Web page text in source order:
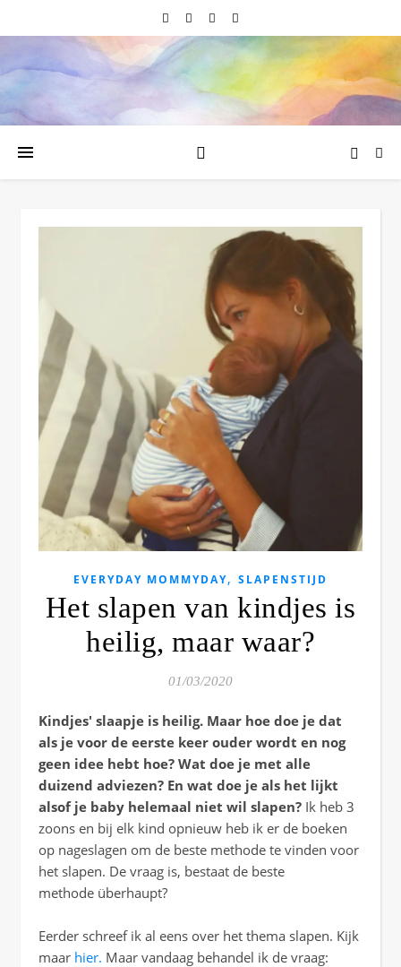
EVERYDAY MOMMYDAY, SLAPENSTIJD
Het slapen van kindjes is
heilig, maar waar?
01/03/2020
Kindjes' slaapje is heilig. Maar hoe doe je dat
als je voor de eerste keer ouder wordt en nog
geen idee hebt hoe? Wat doe je met alle
duizend adviezen? En wat doe je als het lijkt
alsof je baby helemaal niet wil slapen? Ik heb 3
zoons en bij elk kind opnieuw heb ik er de boeken
op nageslagen om de beste methode te vinden voor
het slapen. De vraag is, bestaat de beste
methode überhaupt?
Eerder schreef ik al eens over het thema slapen. Kijk
maar hier. Maar vandaag behandel ik de vraag: